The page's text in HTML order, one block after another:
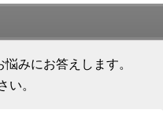
みにお答えします。
い。